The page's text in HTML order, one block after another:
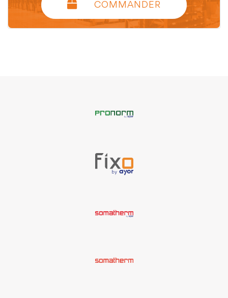
COMMANDER